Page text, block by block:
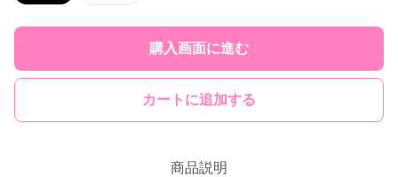
購入画面に進む
カートに追加する
商品説明